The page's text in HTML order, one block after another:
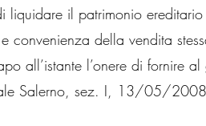
liquidare il patrimonio
convenienza della vendita
all’istante l’onere di fornire
Salerno, sez. I, 13/05/